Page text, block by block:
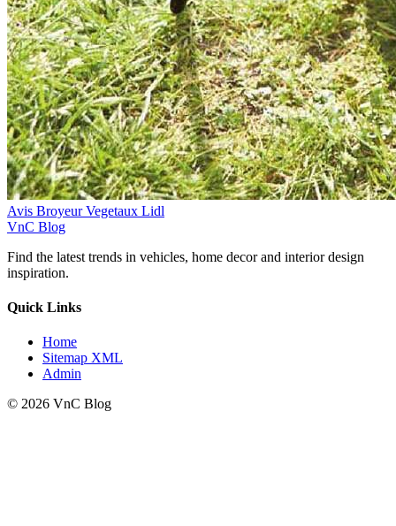
Avis Broyeur Vegetaux Lidl
VnC Blog
Find the latest trends in vehicles, home decor and interior design
inspiration.
Quick Links
Home
Sitemap XML
Admin
© 2026 VnC Blog